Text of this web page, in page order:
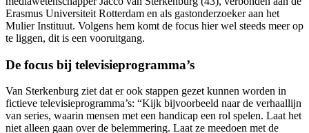
Erasmus Universiteit Rotterdam en als gastonderzoeker aan het
Mulier Instituut. Volgens hem komt de focus hier wel steeds meer op
te liggen, dit is een vooruitgang.
De focus bij televisieprogramma’s
Van Sterkenburg ziet dat er ook stappen gezet kunnen worden in
fictieve televisieprogramma’s: “Kijk bijvoorbeeld naar de verhaallijn
van series, waarin mensen met een handicap een rol spelen. Laat het
niet alleen gaan over de belemmering. Laat ze meedoen met de